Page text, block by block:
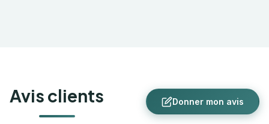
Avis clients Donner mon avis